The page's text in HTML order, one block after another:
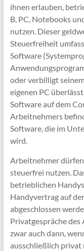
ihnen erlauben,
B. PC, Notebooks
nutzen. Dieser
Steuerfreiheit
Software
oder verbilligt
eigenen PC
Software auf dem
Arbeitnehmers
Software, die im
wird.
Arbeitnehmer
steuerfrei nutzen.
betrieblichen
Handyvertrag auf
abgeschlossen
Privatgespräche
zwar auch dann,
ausschließlich privat